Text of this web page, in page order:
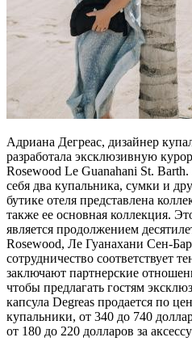
Адриана Дегреас, дизайнер
разработала эксклюзивную
Rosewood Le Guanahani St.
себя два купальника, сумки и
бутике отеля представлена
также ее основная коллекция.
является продолжением
Rosewood, Ле Гуанахани Сен-
сотрудничество соответствует
заключают партнерские
чтобы предлагать гостям
капсула Degreas продается по
купальники, от 340 до 740
от 180 до 220 долларов за